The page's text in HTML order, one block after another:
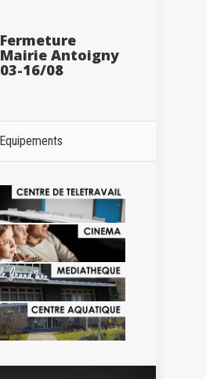
Fermeture
Mairie Antoigny
03-16/08
Equipements